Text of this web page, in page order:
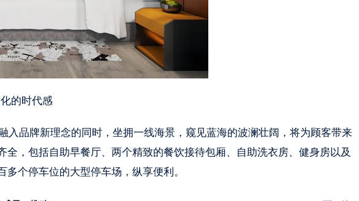
的时代感
入品牌新理念的同时，坐拥一线海景，窥见蓝海的波澜壮阔，将为顾客带来
全，包括自助早餐厅、两个精致的餐饮接待包厢、自助洗衣房、健身房以及
个停车位的大型停车场，纵享便利。